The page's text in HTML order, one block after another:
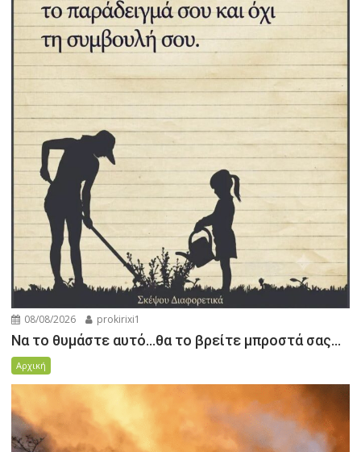
08/08/2026 prokirixi1
Να το θυμάστε αυτό…θα το βρείτε μπροστά σας…
Αρχική